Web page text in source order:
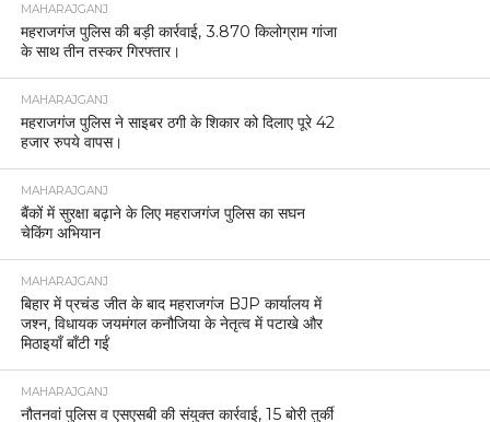
MAHARAJGANJ
महराजगंज पुलिस की बड़ी कार्रवाई, 3.870 किलोग्राम गांजा
के साथ तीन तस्कर गिरफ्तार।
MAHARAJGANJ
महराजगंज पुलिस ने साइबर ठगी के शिकार को दिलाए पूरे 42
हजार रुपये वापस।
MAHARAJGANJ
बैंकों में सुरक्षा बढ़ाने के लिए महराजगंज पुलिस का सघन
चेकिंग अभियान
MAHARAJGANJ
बिहार में प्रचंड जीत के बाद महराजगंज BJP कार्यालय में
जश्न, विधायक जयमंगल कनौजिया के नेतृत्व में पटाखे और
मिठाइयाँ बाँटी गईं
MAHARAJGANJ
नौतनवां पुलिस व एसएसबी की संयुक्त कार्रवाई, 15 बोरी तुर्की